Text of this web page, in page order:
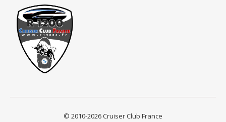
© 2010-2026 Cruiser Club France